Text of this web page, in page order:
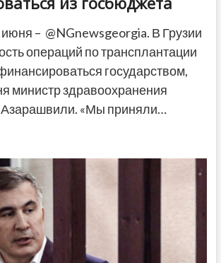
– @NGnewsgeorgia. В Грузии
операций по трансплантации
государством,
министр здравоохранения
Азарашвили. «Мы приняли…